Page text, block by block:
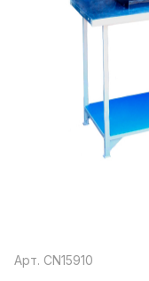
Арт. CN15910